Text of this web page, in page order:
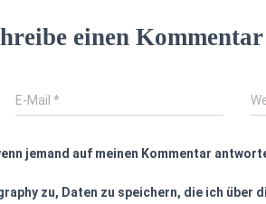
einen Kommentar
E-Mail *
jemand auf meinen Kommentar
zu, Daten zu speichern, die ich über